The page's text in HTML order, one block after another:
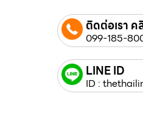
ติดต่อเรา ค
099-185-
LINE ID
ID :